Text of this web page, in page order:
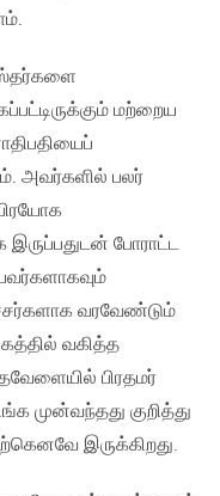
மற்றைய
அவர்களில் பலர்
இருப்பதுடன் போராட்ட
வரவேண்டும்
வகித்த
பிரதமர்
முன்வந்தது குறித்து
இருக்கிறது.